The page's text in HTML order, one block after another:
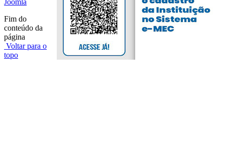
Joomla
Fim do
conteúdo da
página
Voltar para o
topo